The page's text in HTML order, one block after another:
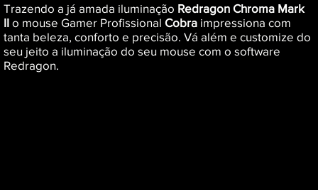
Trazendo a já amada iluminação Redragon Chroma Mark
II o mouse Gamer Profissional Cobra impressiona com
tanta beleza, conforto e precisão. Vá além e customize do
seu jeito a iluminação do seu mouse com o software
Redragon.